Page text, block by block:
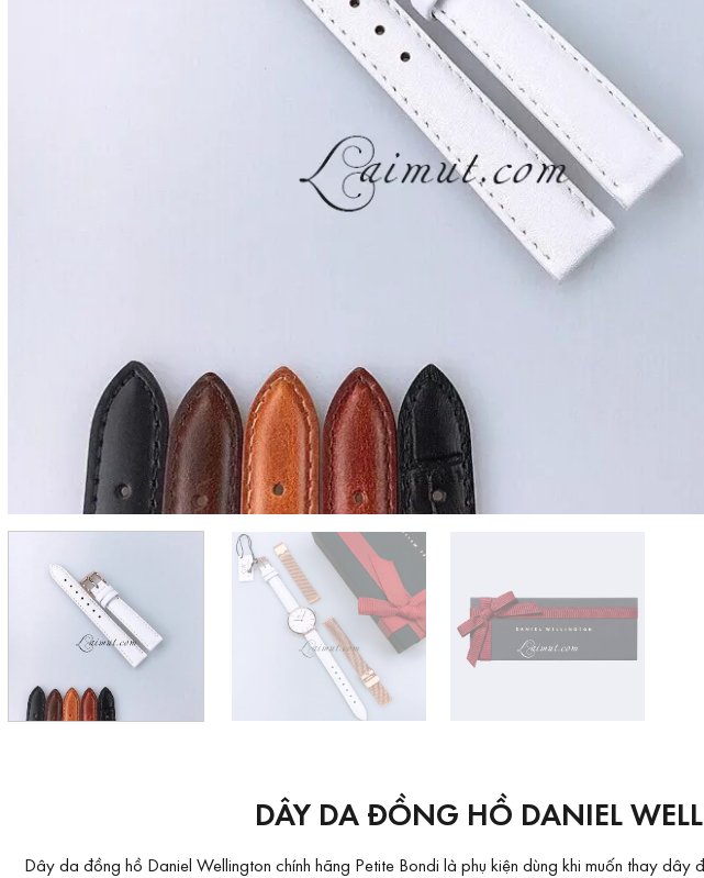
DÂY DA ĐỒNG HỒ DANIEL
Dây da đồng hồ Daniel Wellington chính hãng Petite Bondi là phụ kiện dùng khi muốn thay